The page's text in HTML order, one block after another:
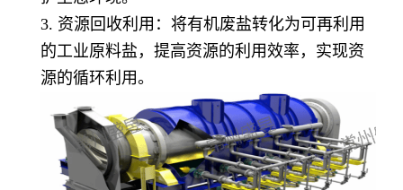
3. 资源回收利用：将有机废盐转化为可再利用
的工业原料盐，提高资源的利用效率，实现资
源的循环利用。